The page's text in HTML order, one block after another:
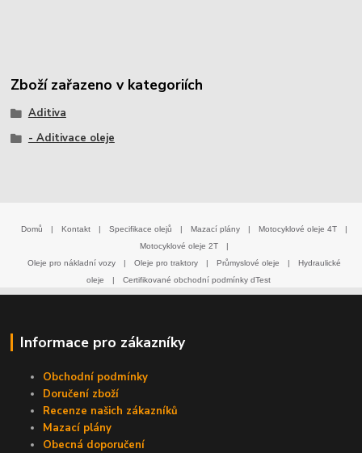
Zboží zařazeno v kategoriích
Aditiva
- Aditivace oleje
Domů | Kontakt | Specifikace olejů | Mazací plány | Motocyklové oleje 4T
|
Motocyklové oleje 2T
|
Oleje pro nákladní vozy
| Oleje pro traktory | Průmyslové oleje |
Hydraulické
oleje
| Certifikované obchodní podmínky dTest
Informace pro zákazníky
Obchodní podmínky
Doručení zboží
Recenze našich zákazníků
Mazací plány
Obecná doporučení